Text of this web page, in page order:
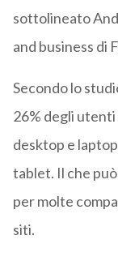
sottolineato
and business di
Secondo lo
26% degli
desktop e
tablet. Il che
per molte
siti.